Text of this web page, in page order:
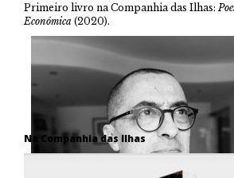
Primeiro livro na Companhia das Ilhas:
Económica (2020).
Na Companhia das Ilhas